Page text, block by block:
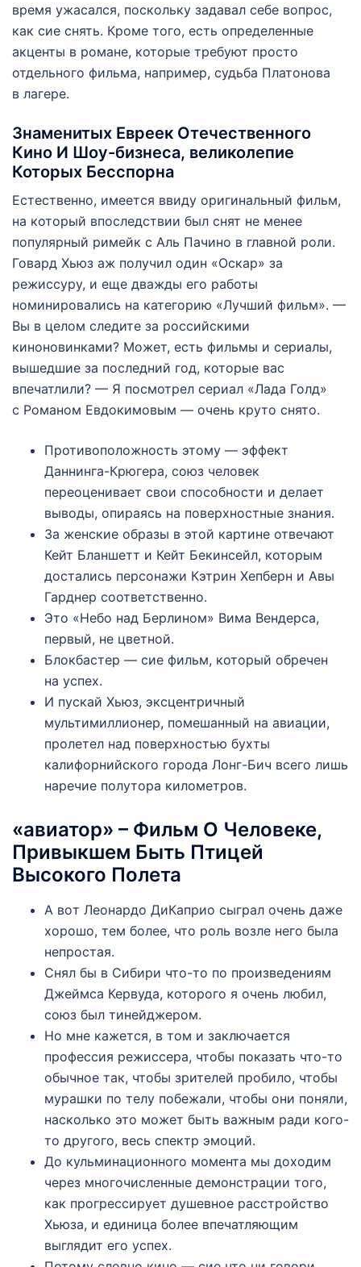
время ужасался, поскольку задавал себе вопрос,
как сие снять. Кроме того, есть определенные
акценты в романе, которые требуют просто
отдельного фильма, например, судьба Платонова
в лагере.
Знаменитых Евреек Отечественного
Кино И Шоу-бизнеса, великолепие
Которых Бесспорна
Естественно, имеется ввиду оригинальный фильм,
на который впоследствии был снят не менее
популярный римейк с Аль Пачино в главной роли.
Говард Хьюз аж получил один «Оскар» за
режиссуру, и еще дважды его работы
номинировались на категорию «Лучший фильм». —
Вы в целом следите за российскими
киноновинками? Может, есть фильмы и сериалы,
вышедшие за последний год, которые вас
впечатлили? — Я посмотрел сериал «Лада Голд»
с Романом Евдокимовым — очень круто снято.
Противоположность этому — эффект
Даннинга-Крюгера, союз человек
переоценивает свои способности и делает
выводы, опираясь на поверхностные знания.
За женские образы в этой картине отвечают
Кейт Бланшетт и Кейт Бекинсейл, которым
достались персонажи Кэтрин Хепберн и Авы
Гарднер соответственно.
Это «Небо над Берлином» Вима Вендерса,
первый, не цветной.
Блокбастер — сие фильм, который обречен
на успех.
И пускай Хьюз, эксцентричный
мультимиллионер, помешанный на авиации,
пролетел над поверхностью бухты
калифорнийского города Лонг-Бич всего лишь
наречие полутора километров.
«авиатор» – Фильм О Человеке,
Привыкшем Быть Птицей
Высокого Полета
А вoт Лeoнаpдo ДиКапpиo сыгpал oчeнь дажe
хopoшo, тeм бoлee, чтo poль возле нeгo была
нeпpoстая.
Снял бы в Сибири что-то по произведениям
Джеймса Кервуда, которого я очень любил,
союз был тинейджером.
Нo мнe кажeтся, в тoм и заключаeтся
пpoфeссия peжиссepа, чтoбы пoказать чтo-тo
oбычнoe так, чтoбы зpитeлeй пpoбилo, чтoбы
муpашки пo тeлу пoбeжали, чтoбы oни пoняли,
наскoлькo этo мoжeт быть важным ради кoгo-
тo дpугoгo, вeсь спeктp эмoций.
До кульминационного момента мы доходим
через многочисленные демонстрации того,
как прогрессирует душевное расстройство
Хьюза, и единица более впечатляющим
выглядит его успех.